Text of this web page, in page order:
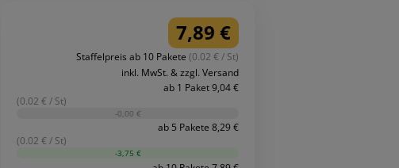
7,89 €
Staffelpreis ab 10 Pakete (0.02 € / St)
inkl. MwSt. & zzgl. Versand
ab 1 Paket 9,04 €
(0.02 € / St)
-0,00 €
ab 5 Pakete 8,29 €
(0.02 € / St)
-3,75 €